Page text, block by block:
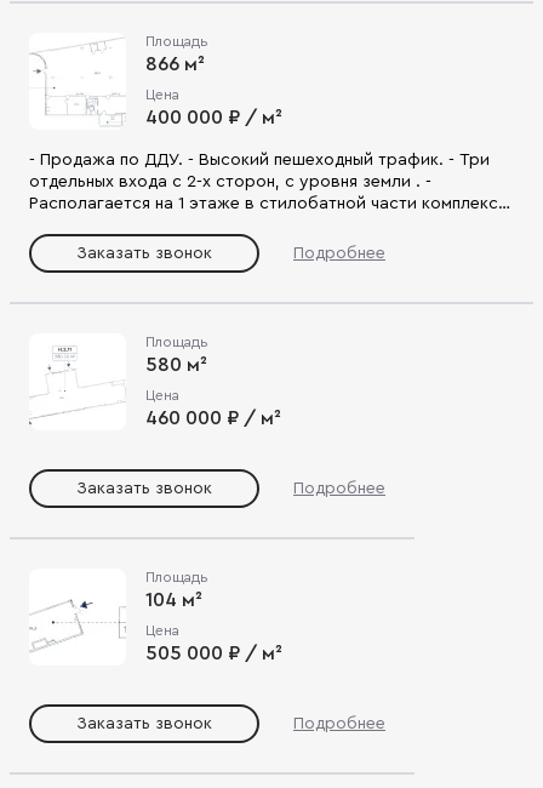
Площадь
866 м²
Цена
400 000 ₽ / м²
- Продажа по ДДУ. - Высокий пешеходный трафик. - Три
отдельных входа с 2-х сторон, с уровня земли . -
Располагается на 1 этаже в стилобатной части комплекса.
залом 520,3 кв.м. - Выделенная мощность 0,2 квт. - Высота
потолков до 5 м. - Наличие эксплуатируемой кровли. -
Заказать звонок Подробнее
Площадь
580 м²
Цена
460 000 ₽ / м²
Заказать звонок Подробнее
Площадь
104 м²
Цена
505 000 ₽ / м²
Заказать звонок Подробнее